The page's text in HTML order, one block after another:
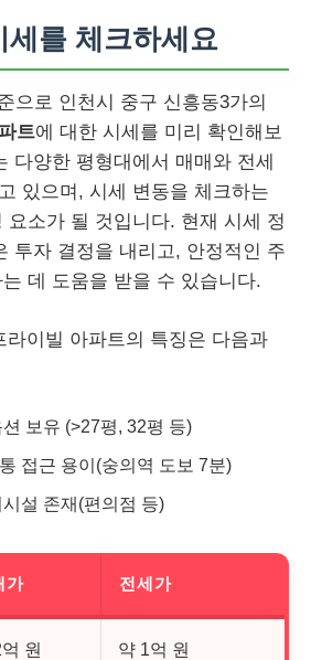
세를 체크하세요
으로 인천시 중구 신흥동3가의
트에 대한 시세를 미리 확인해보
다양한 평형대에서 매매와 전세
있으며, 시세 변동을 체크하는
요소가 될 것입니다. 현재 시세 정
투자 결정을 내리고, 안정적인 주
데 도움을 받을 수 있습니다.
라이빌 아파트의 특징은 다음과
보유 (>27평, 32평 등)
접근 용이(숭의역 도보 7분)
설 존재(편의점 등)
가 전세가
원 약 1억 원